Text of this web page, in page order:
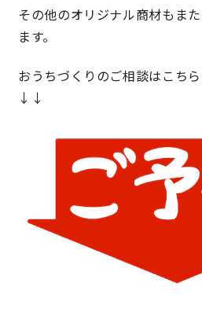
Glass Arts
キママプラス
納得リフォームスタジオ
分譲住宅･不動産
その他のオリジナル商材もま
ます。
おうちづくりのご相談はこち
↓↓